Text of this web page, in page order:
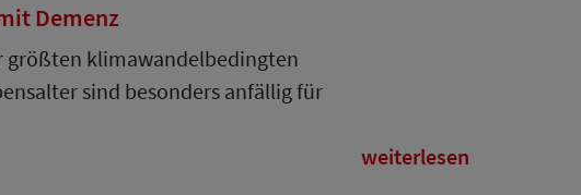
Demenz
größten klimawandelbedingten
sind besonders anfällig für
weiterlesen